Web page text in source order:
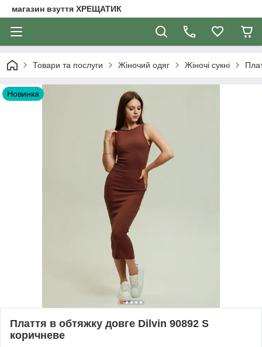
магазин взуття ХРЕЩАТИК
Товари та послуги Жіночий одяг Жіночі сукні
Новинка
Плаття в обтяжку довге Dilvin 90892 S
коричневе